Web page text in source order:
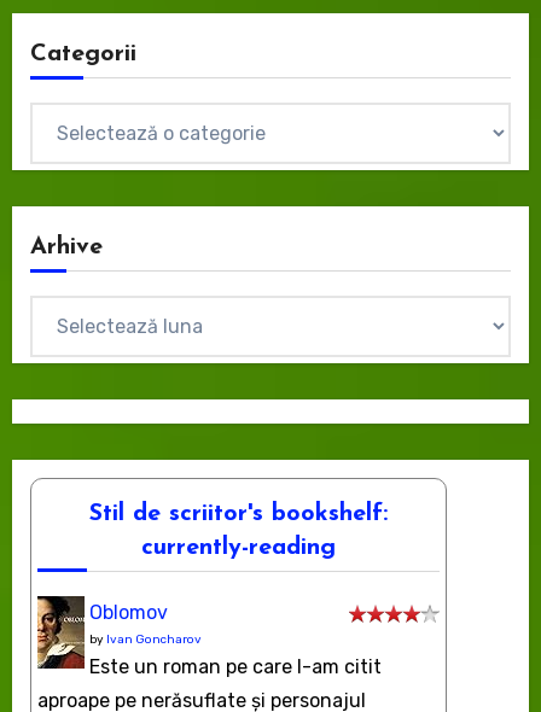
Categorii
Arhive
Stil de scriitor's bookshelf:
currently-reading
Oblomov
by Ivan Goncharov
Este un roman pe care l-am citit
aproape pe nerăsuflate şi personajul